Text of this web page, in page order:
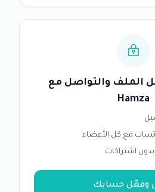
الملف والتواصل مع
Hamza
مع كل الأعضاء
وفعّل حسابك